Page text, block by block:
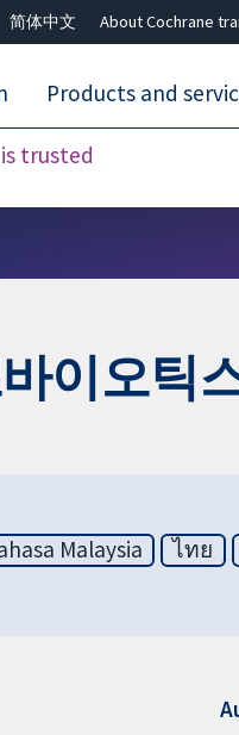
简体中文 About Cochrane
trusted
Products and
이오틱
Malaysia ไทย